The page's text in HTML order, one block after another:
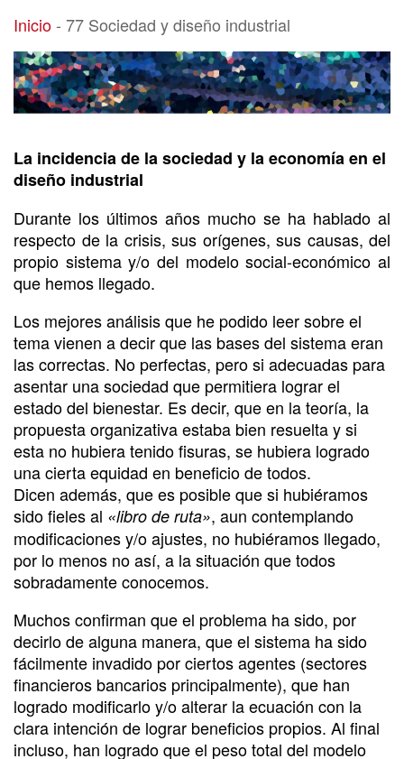
77 Sociedad y diseño industrial
Inicio- 77 Sociedad y diseño industrial
La incidencia de la sociedad y la economía en el
diseño industrial
Durante los últimos años mucho se ha hablado al
respecto de la crisis, sus orígenes, sus causas, del
propio sistema y/o del modelo social-económico al
que hemos llegado.
Los mejores análisis que he podido leer sobre el
tema vienen a decir que las bases del sistema eran
las correctas. No perfectas, pero si adecuadas para
asentar una sociedad que permitiera lograr el
estado del bienestar. Es decir, que en la teoría, la
propuesta organizativa estaba bien resuelta y si
esta no hubiera tenido fisuras, se hubiera logrado
una cierta equidad en beneficio de todos.
Dicen además, que es posible que si hubiéramos
sido fieles al «libro de ruta», aun contemplando
modificaciones y/o ajustes, no hubiéramos llegado,
por lo menos no así, a la situación que todos
sobradamente conocemos.
Muchos confirman que el problema ha sido, por
decirlo de alguna manera, que el sistema ha sido
fácilmente invadido por ciertos agentes (sectores
financieros bancarios principalmente), que han
logrado modificarlo y/o alterar la ecuación con la
clara intención de lograr beneficios propios. Al final
incluso, han logrado que el peso total del modelo